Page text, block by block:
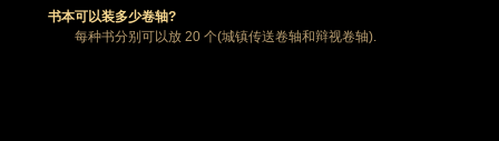
书本可以装多少卷轴?
每种书分别可以放 20 个(城镇传送卷轴和辩视卷轴).